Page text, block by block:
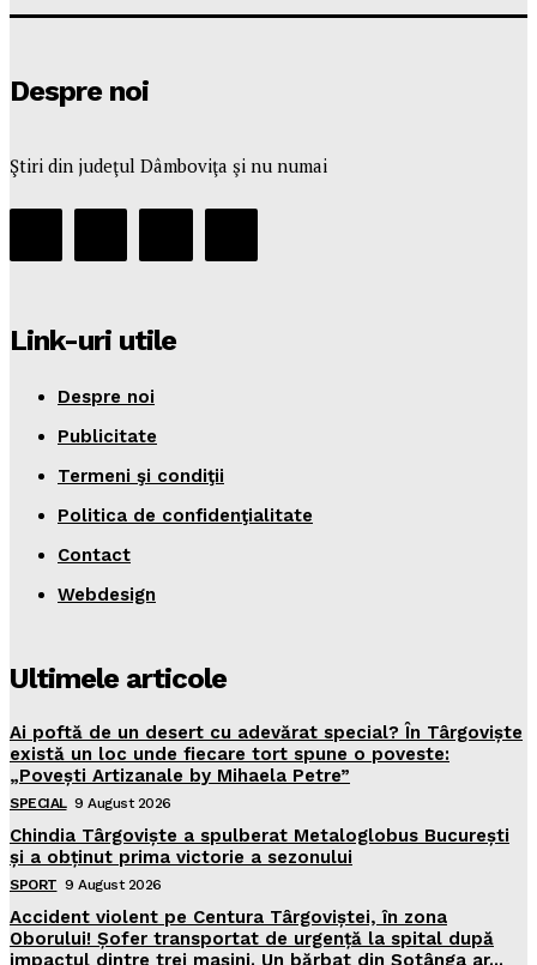
Despre noi
Ştiri din judeţul Dâmboviţa şi nu numai
Link-uri utile
Despre noi
Publicitate
Termeni şi condiţii
Politica de confidenţialitate
Contact
Webdesign
Ultimele articole
Ai poftă de un desert cu adevărat special? În Târgoviște
există un loc unde fiecare tort spune o poveste:
„Povești Artizanale by Mihaela Petre”
SPECIAL 9 August 2026
Chindia Târgoviște a spulberat Metaloglobus București
și a obținut prima victorie a sezonului
SPORT 9 August 2026
Accident violent pe Centura Târgoviștei, în zona
Oborului! Șofer transportat de urgență la spital după
impactul dintre trei mașini. Un bărbat din Șotânga ar...